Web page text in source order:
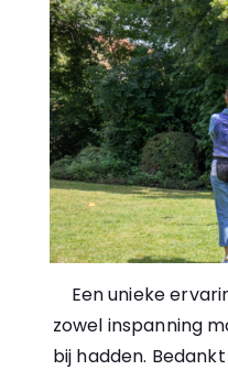
Een unieke
zowel inspanning
bij hadden.